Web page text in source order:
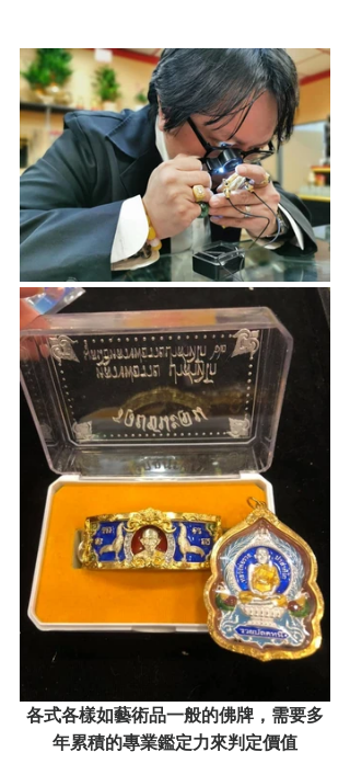
各式各樣如藝術品一般的佛牌，需要多
年累積的專業鑑定力來判定價值